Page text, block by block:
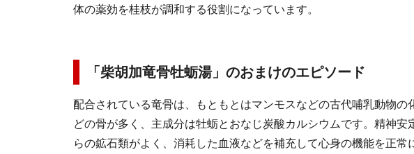
体の薬効を桂枝が調和する役割になっています。
「柴胡加竜骨牡蛎湯」のおまけのエピソード
配合されている竜骨は、もともとはマンモスなどの古代哺乳動物の
どの骨が多く、主成分は牡蛎とおなじ炭酸カルシウムです。精神
らの鉱石類がよく、消耗した血液などを補充して心身の機能を正常